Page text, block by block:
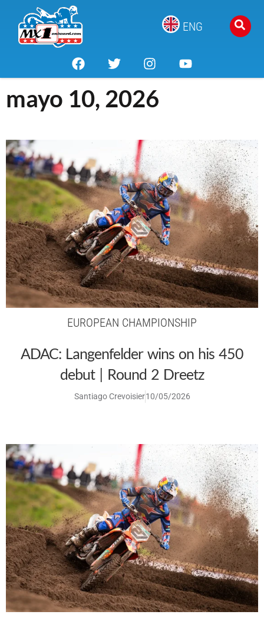
ENG
mayo 10, 2026
EUROPEAN CHAMPIONSHIP
ADAC: Langenfelder wins on his 450
debut | Round 2 Dreetz
Santiago Crevoisier10/05/2026